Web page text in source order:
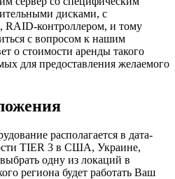
дисками, с
RAID-контроллером, и тому
с вопросом к нашим
о стоимости аренды такого
для предоставления желаемого
располагается в дата-
TIER 3 в США, Украине,
одну из локаций в
региона будет работать Ваш